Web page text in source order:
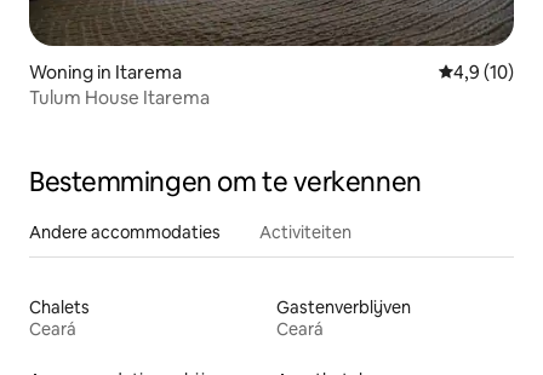
Woning in Itarema
4,9 (10)
Tulum House Itarema
Bestemmingen om te verkennen
Andere accommodaties Activiteiten
Chalets
Ceará
Gastenverblijven
Ceará